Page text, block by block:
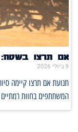
אם תרצו בשטח:
9 ביולי 2026
תנועת אם תרצו קיימה
המשתתפים בחוות